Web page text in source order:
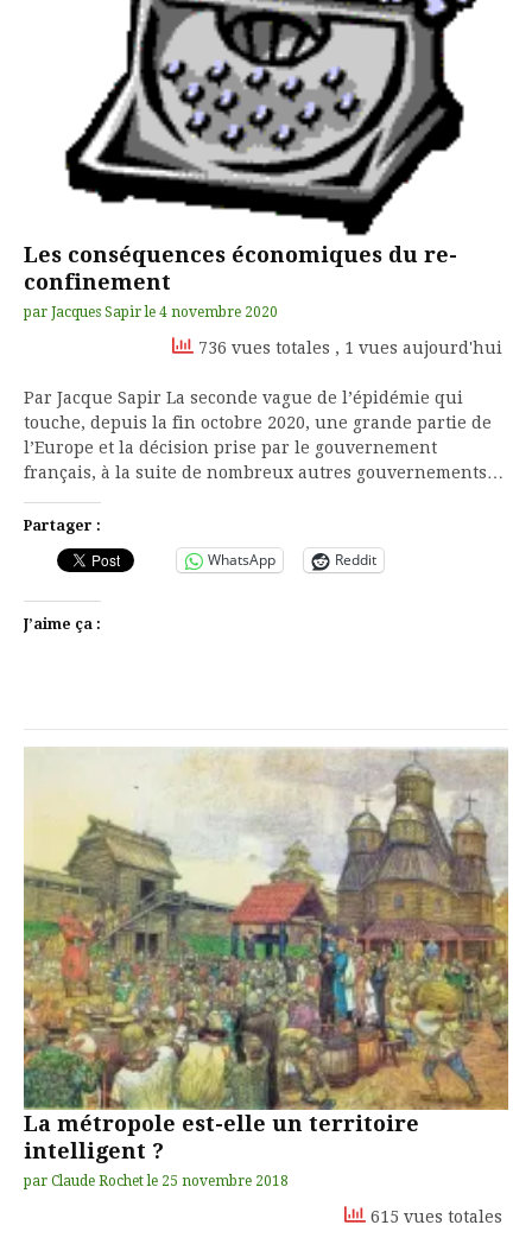
Les conséquences économiques du re-
confinement
par Jacques Sapir le 4 novembre 2020
736 vues totales , 1 vues aujourd'hui
Par Jacque Sapir La seconde vague de l’épidémie qui
touche, depuis la fin octobre 2020, une grande partie de
l’Europe et la décision prise par le gouvernement
français, à la suite de nombreux autres gouvernements…
Partager :
WhatsApp Reddit
J’aime ça :
La métropole est-elle un territoire
intelligent ?
par Claude Rochet le 25 novembre 2018
615 vues totales